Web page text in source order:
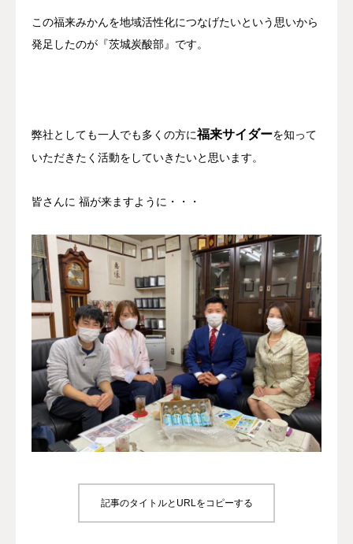
この福来みかんを地域活性化につなげたいという思いから
発足したのが『茨城炭酸部』です。
弊社としても一人でも多くの方に福来サイダーを知って
いただきたく活動をしていきたいと思います。
皆さんに 福が来ますように・・・
記事のタイトルとURLをコピーする